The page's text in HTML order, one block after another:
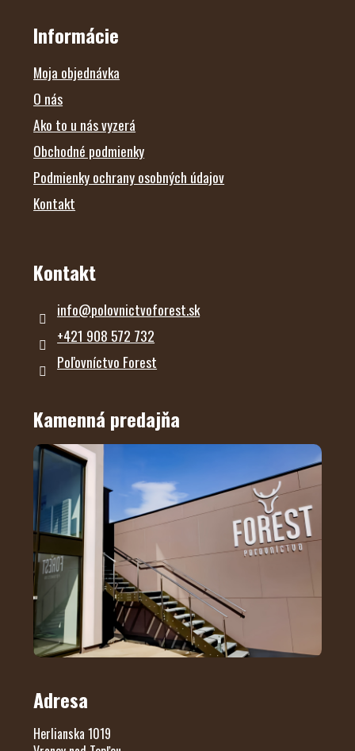
Informácie
Moja objednávka
O nás
Ako to u nás vyzerá
Obchodné podmienky
Podmienky ochrany osobných údajov
Kontakt
Kontakt
info@polovnictvoforest.sk
+421 908 572 732
Poľovníctvo Forest
Kamenná predajňa
Adresa
Herlianska 1019